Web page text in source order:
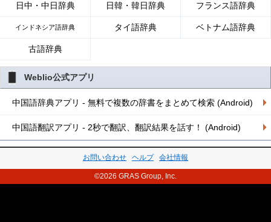
日中・中日辞典 日韓・韓日辞典 フランス語辞典
インドネシア語辞典 タイ語辞典 ベトナム語辞典
古語辞典
Weblio公式アプリ
中国語辞典アプリ - 無料で複数の辞書をまとめて検索 (Android)
中国語翻訳アプリ - 2秒で翻訳、翻訳結果を話す！ (Android)
お問い合わせ ヘルプ 会社情報
©2026 GRAS Group, Inc.